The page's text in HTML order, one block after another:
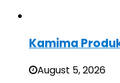
Kamima
August 5, 2026